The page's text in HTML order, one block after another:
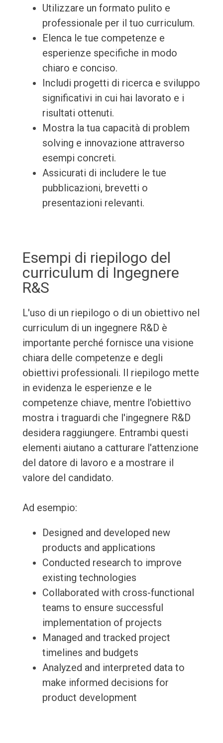
Utilizzare un formato pulito e
professionale per il tuo curriculum.
Elenca le tue competenze e
esperienze specifiche in modo
chiaro e conciso.
Includi progetti di ricerca e sviluppo
significativi in cui hai lavorato e i
risultati ottenuti.
Mostra la tua capacità di problem
solving e innovazione attraverso
esempi concreti.
Assicurati di includere le tue
pubblicazioni, brevetti o
presentazioni relevanti.
Esempi di riepilogo del
curriculum di Ingegnere
R&S
L'uso di un riepilogo o di un obiettivo nel
curriculum di un ingegnere R&D è
importante perché fornisce una visione
chiara delle competenze e degli
obiettivi professionali. Il riepilogo mette
in evidenza le esperienze e le
competenze chiave, mentre l'obiettivo
mostra i traguardi che l'ingegnere R&D
desidera raggiungere. Entrambi questi
elementi aiutano a catturare l'attenzione
del datore di lavoro e a mostrare il
valore del candidato.
Ad esempio:
Designed and developed new
products and applications
Conducted research to improve
existing technologies
Collaborated with cross-functional
teams to ensure successful
implementation of projects
Managed and tracked project
timelines and budgets
Analyzed and interpreted data to
make informed decisions for
product development